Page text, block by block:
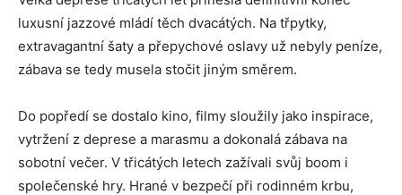
luxusní jazzové mládí těch dvacátých. Na třpytky,
extravagantní šaty a přepychové oslavy už nebyly peníze,
zábava se tedy musela stočit jiným směrem.
Do popředí se dostalo kino, filmy sloužily jako inspirace,
vytržení z deprese a marasmu a dokonalá zábava na
sobotní večer. V třicátých letech zažívali svůj boom i
společenské hry. Hrané v bezpečí při rodinném krbu,